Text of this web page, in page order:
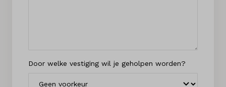
Door welke vestiging wil je geholpen worden?